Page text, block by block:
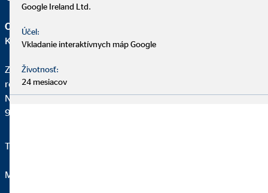
OVB Allfinanz Slovensko a.s.
Kancelária | Sereď
Zuzana Lác
regionálna riaditeľka pre OVB
Námestie Slobody 4283/36B
926 01 Sereď
Telefon:
Mail:
Google Ireland Ltd.
Účel:
Vkladanie interaktívnych máp Google
Životnosť:
24 mesiacov